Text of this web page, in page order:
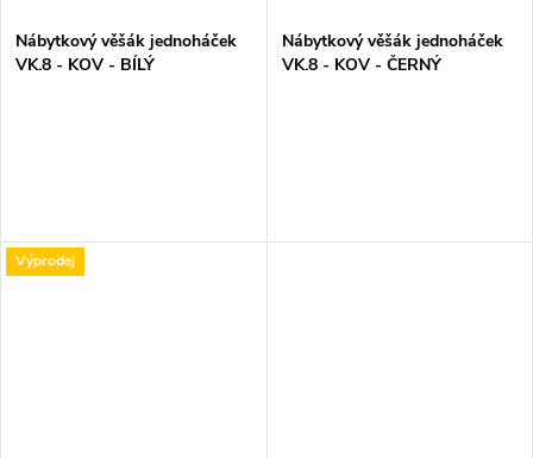
Nábytkový věšák jednoháček
VK.8 - KOV - BÍLÝ
Nábytkový věšák jednoháček
VK.8 - KOV - ČERNÝ
Výprodej